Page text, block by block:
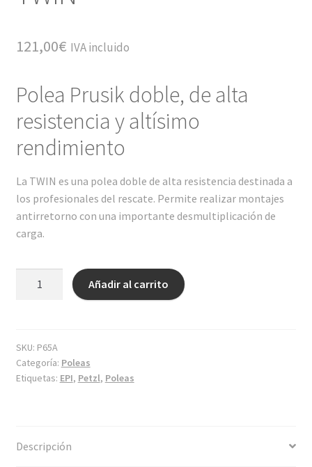
121,00€ IVA incluido
Polea Prusik doble, de alta
resistencia y altísimo
rendimiento
La TWIN es una polea doble de alta resistencia destinada a
los profesionales del rescate. Permite realizar montajes
antirretorno con una importante desmultiplicación de
carga.
Añadir al carrito
SKU: P65A
Categoría: Poleas
Etiquetas: EPI, Petzl, Poleas
Descripción